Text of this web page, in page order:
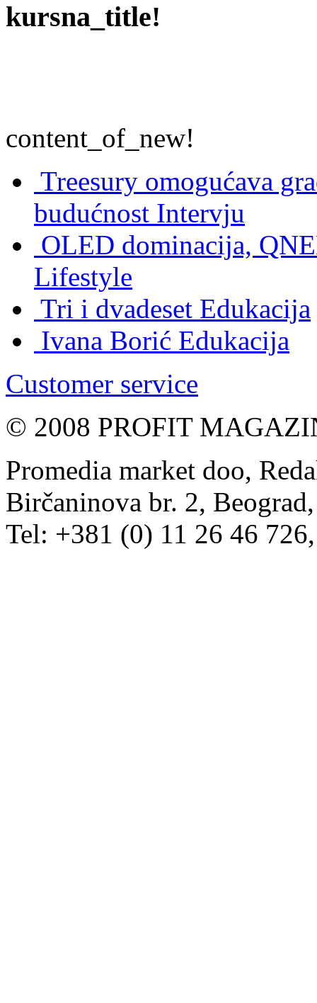
kursna_title!
content_of_new!
Treesury omogućava
budućnost Intervju
OLED dominacija,
Lifestyle
Tri i dvadeset Edukacija
Ivana Borić Edukacija
Customer service
© 2008 PROFIT
Promedia market doo,
Birčaninova br. 2,
Tel: +381 (0) 11 26 46